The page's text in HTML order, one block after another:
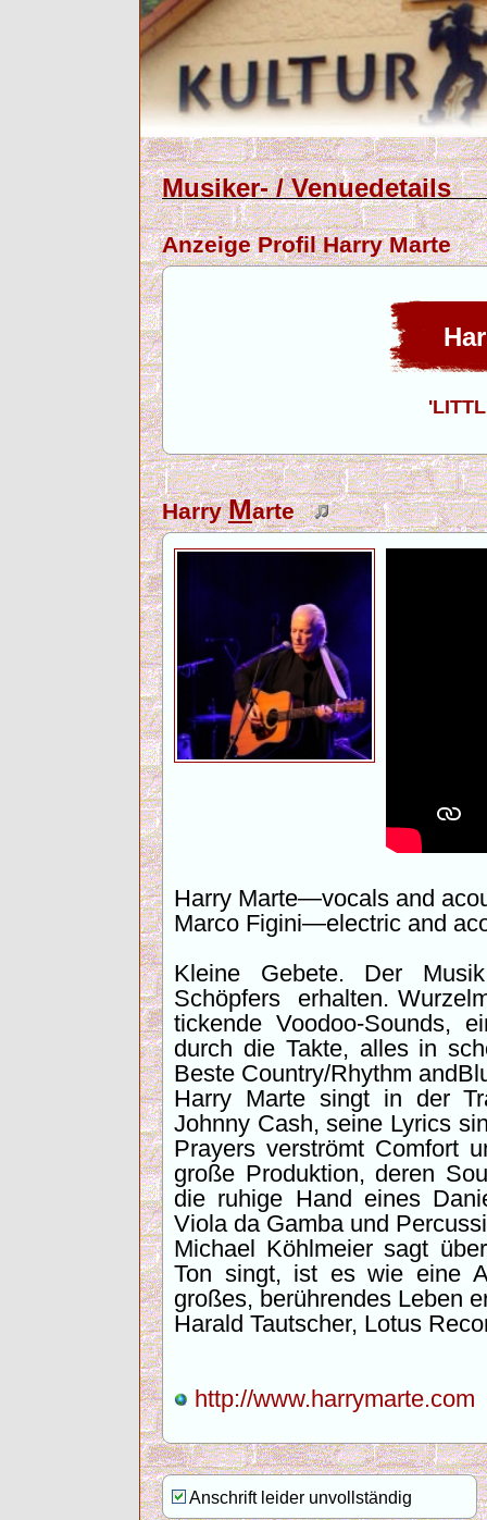
Musiker- / Venuedetails
Anzeige Profil Harry Marte
HarryMarte
Harry Marte—vocals and
Marco Figini—electric and
Kleine Gebete. Der
Schöpfers erhalten.
tickende Voodoo-Sounds,
durch die Takte, alles in
Beste Country/Rhythm
Harry Marte singt in der
Johnny Cash, seine Lyrics
Prayers verströmt Comfort
große Produktion, deren
die ruhige Hand eines
Viola da Gamba und
Michael Köhlmeier sagt
Ton singt, ist es wie eine
großes, berührendes Leben
Harald Tautscher, Lotus
http://www.harrymarte.com
Anschrift leider unvollständig